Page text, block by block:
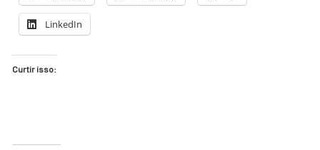
LinkedIn
Curtir isso: